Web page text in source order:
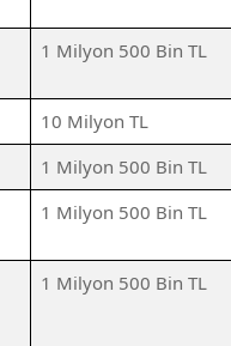
1 Milyon 500 Bin TL
10 Milyon TL
1 Milyon 500 Bin TL
1 Milyon 500 Bin TL
1 Milyon 500 Bin TL